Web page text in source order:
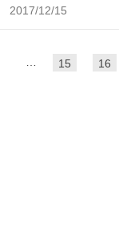
2017/12/15
15 16